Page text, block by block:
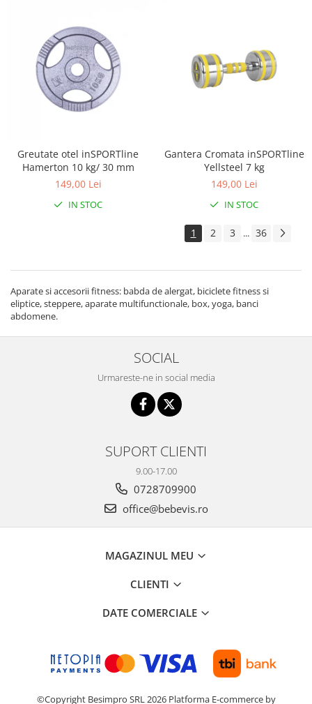
Greutate otel inSPORTline
Hamerton 10 kg/ 30 mm
149,00 Lei
IN STOC
Gantera Cromata inSPORTline
Yellsteel 7 kg
149,00 Lei
IN STOC
1 2 3 ... 36
Aparate si accesorii fitness: babda de alergat, biciclete fitness si
eliptice, steppere, aparate multifunctionale, box, yoga, banci
abdomene.
SOCIAL
Urmareste-ne in social media
SUPORT CLIENTI
9.00-17.00
0728709900
office@bebevis.ro
MAGAZINUL MEU
CLIENTI
DATE COMERCIALE
©Copyright Besimpro SRL 2026 Platforma E-commerce by